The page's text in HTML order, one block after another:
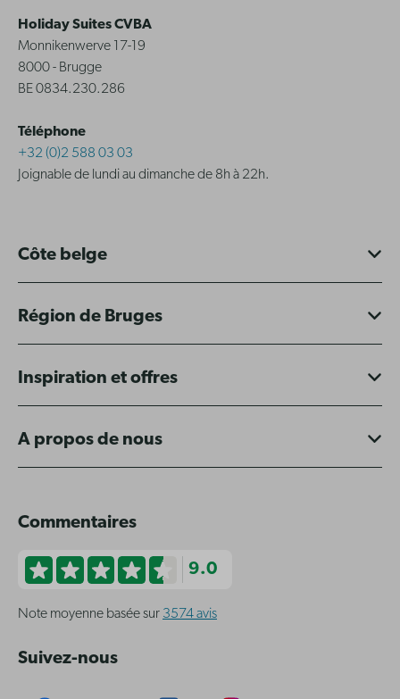
Holiday Suites CVBA
Monnikenwerve 17-19
8000 - Brugge
BE 0834.230.286
Téléphone
+32 (0)2 588 03 03
Joignable de lundi au dimanche de 8h à 22h.
Côte belge
Région de Bruges
Inspiration et offres
A propos de nous
Commentaires
9.0
Note moyenne basée sur 3574 avis
Suivez-nous